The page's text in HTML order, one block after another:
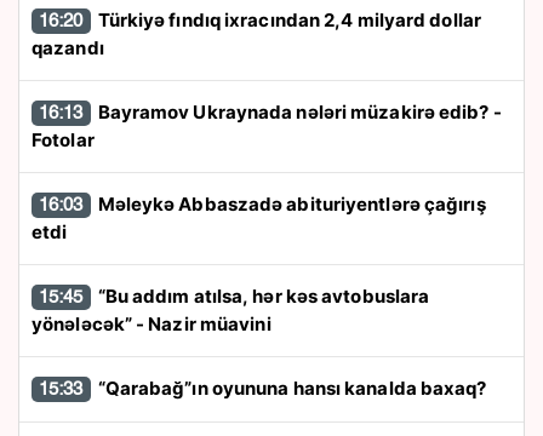
16:20
qazandı
16:13
Fotolar
16:03
etdi
15:45
yönələcək” - Nazir müavini
15:33 “Qarabağ”ın oyununa hansı kanalda baxaq?